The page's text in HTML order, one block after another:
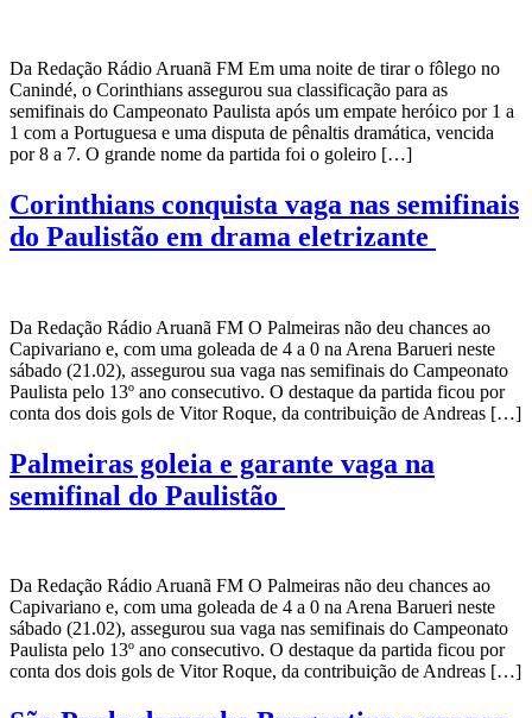
Da Redação Rádio Aruanã FM Em uma noite de tirar o fôlego no
Canindé, o Corinthians assegurou sua classificação para as
semifinais do Campeonato Paulista após um empate heróico por 1 a
1 com a Portuguesa e uma disputa de pênaltis dramática, vencida
por 8 a 7. O grande nome da partida foi o goleiro […]
Corinthians conquista vaga nas semifinais
do Paulistão em drama eletrizante
Da Redação Rádio Aruanã FM O Palmeiras não deu chances ao
Capivariano e, com uma goleada de 4 a 0 na Arena Barueri neste
sábado (21.02), assegurou sua vaga nas semifinais do Campeonato
Paulista pelo 13º ano consecutivo. O destaque da partida ficou por
conta dos dois gols de Vitor Roque, da contribuição de Andreas […]
Palmeiras goleia e garante vaga na
semifinal do Paulistão
Da Redação Rádio Aruanã FM O Palmeiras não deu chances ao
Capivariano e, com uma goleada de 4 a 0 na Arena Barueri neste
sábado (21.02), assegurou sua vaga nas semifinais do Campeonato
Paulista pelo 13º ano consecutivo. O destaque da partida ficou por
conta dos dois gols de Vitor Roque, da contribuição de Andreas […]